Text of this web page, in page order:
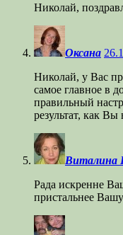
Николай,
Оксана
Николай, у Вас
самое главное в
правильный
результат, как
Виталина
Рада искренне
пристальнее